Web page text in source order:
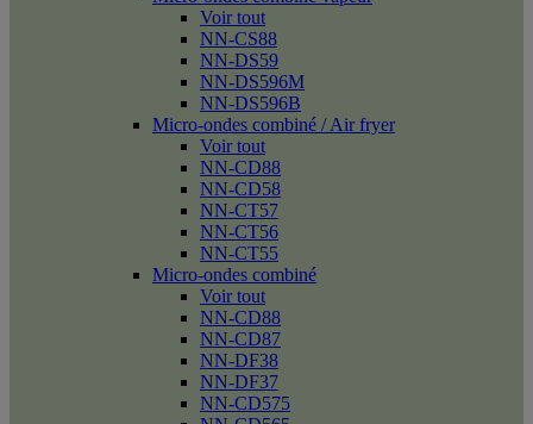
Voir tout
NN-CS88
NN-DS59
NN-DS596M
NN-DS596B
Micro-ondes combiné / Air fryer
Voir tout
NN-CD88
NN-CD58
NN-CT57
NN-CT56
NN-CT55
Micro-ondes combiné
Voir tout
NN-CD88
NN-CD87
NN-DF38
NN-DF37
NN-CD575